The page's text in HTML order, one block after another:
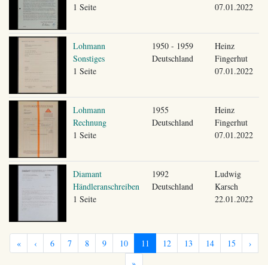
1 Seite
07.01.2022
Lohmann
Sonstiges
1 Seite
1950 - 1959
Deutschland
Heinz
Fingerhut
07.01.2022
Lohmann
Rechnung
1 Seite
1955
Deutschland
Heinz
Fingerhut
07.01.2022
Diamant
Händleranschreiben
1 Seite
1992
Deutschland
Ludwig
Karsch
22.01.2022
« ‹ 6 7 8 9 10 11 12 13 14 15
›
»